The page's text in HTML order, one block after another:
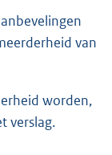
van
worden,
verslag.